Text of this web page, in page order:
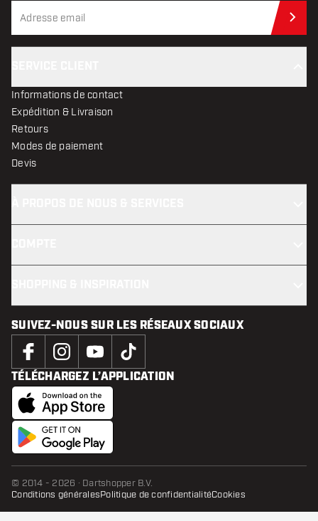
Informations de contact
Expédition & Livraison
Retours
Modes de paiement
Devis
SUIVEZ-NOUS SUR LES RÉSEAUX SOCIAUX
TÉLÉCHARGEZ L’APPLICATION
© 2014 - 2026 · Dartshopper B.V.
Conditions généralesPolitique de confidentialitéCookies